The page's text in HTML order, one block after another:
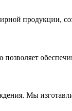
продукции,
Мы